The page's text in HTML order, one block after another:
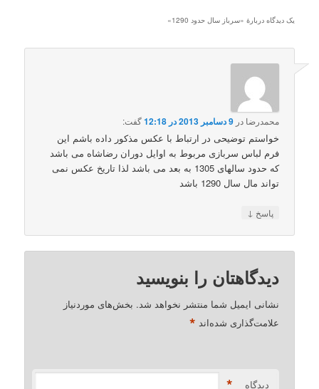
یک دیدگاه دربارهٔ «سرباز سال حدود 1290 »
محمدرضا در9 دسامبر 2013 در 12:18 گفت:
خواستم توضیحی در ارتباط با عکس مذکور داده باشم این
فرم لباس سربازی مربوط به اوایل دوران رضاشاه می باشد
که حدود سالهای 1305 به بعد می باشد لذا تاریخ عکس نمی
تواند مال سال 1290 باشد
پاسخ ↓
دیدگاهتان را بنویسید
نشانی ایمیل شما منتشر نخواهد شد. بخش‌های موردنیاز
علامت‌گذاری شده‌اند *
دیدگاه